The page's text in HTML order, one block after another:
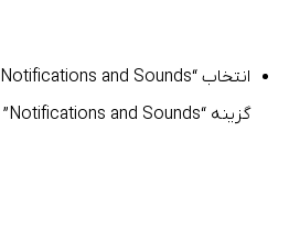
گزینه “Notifications and Sounds” را انتخاب کنید.